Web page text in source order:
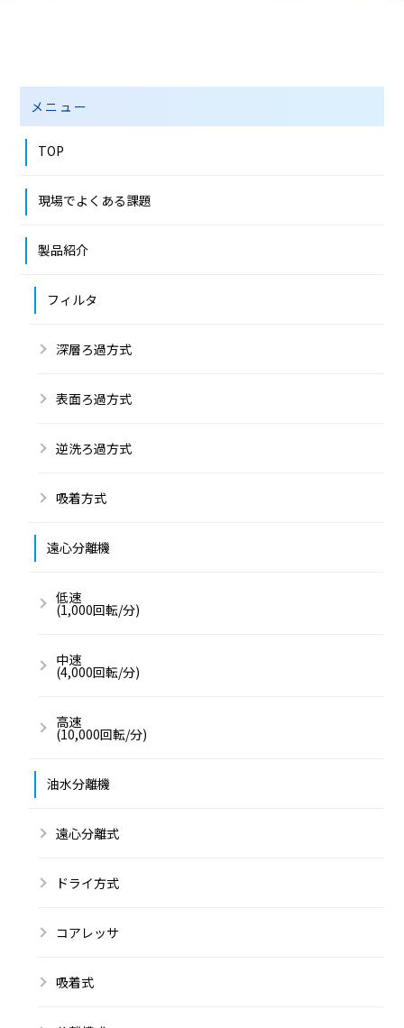
メニュー
TOP
現場でよくある課題
製品紹介
フィルタ
深層ろ過方式
表面ろ過方式
逆洗ろ過方式
吸着方式
遠心分離機
低速
(1,000回転/分)
中速
(4,000回転/分)
高速
(10,000回転/分)
油水分離機
遠心分離式
ドライ方式
コアレッサ
吸着式